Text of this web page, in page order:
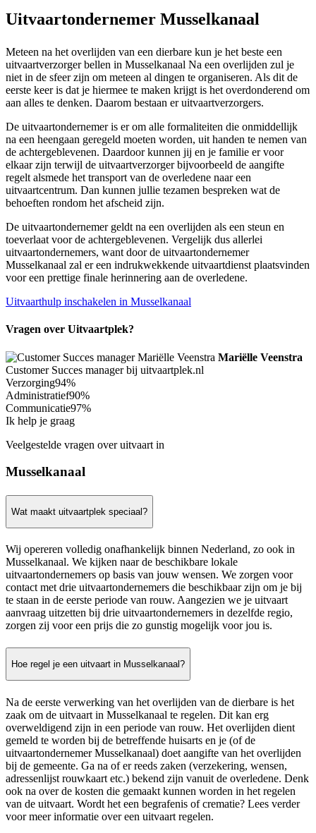
Uitvaartondernemer Musselkanaal
Meteen na het overlijden van een dierbare kun je het beste een
uitvaartverzorger bellen in Musselkanaal Na een overlijden zul je
niet in de sfeer zijn om meteen al dingen te organiseren. Als dit de
eerste keer is dat je hiermee te maken krijgt is het overdonderend om
aan alles te denken. Daarom bestaan er uitvaartverzorgers.
De uitvaartondernemer is er om alle formaliteiten die onmiddellijk
na een heengaan geregeld moeten worden, uit handen te nemen van
de achtergeblevenen. Daardoor kunnen jij en je familie er voor
elkaar zijn terwijl de uitvaartverzorger bijvoorbeeld de aangifte
regelt alsmede het transport van de overledene naar een
uitvaartcentrum. Dan kunnen jullie tezamen bespreken wat de
behoeften rondom het afscheid zijn.
De uitvaartondernemer geldt na een overlijden als een steun en
toeverlaat voor de achtergeblevenen. Vergelijk dus allerlei
uitvaartondernemers, want door de uitvaartondernemer
Musselkanaal zal er een indrukwekkende uitvaartdienst plaatsvinden
voor een prettige finale herinnering aan de overledene.
Uitvaarthulp inschakelen in Musselkanaal
Vragen over Uitvaartplek?
Mariëlle Veenstra
Customer Succes manager bij uitvaartplek.nl
Verzorging94%
Administratief90%
Communicatie97%
Ik help je graag
Veelgestelde vragen over uitvaart in
Musselkanaal
Wat maakt uitvaartplek speciaal?
Wij opereren volledig onafhankelijk binnen Nederland, zo ook in
Musselkanaal. We kijken naar de beschikbare lokale
uitvaartondernemers op basis van jouw wensen. We zorgen voor
contact met drie uitvaartondernemers die beschikbaar zijn om je bij
te staan in de eerste periode van rouw. Aangezien we je uitvaart
aanvraag uitzetten bij drie uitvaartondernemers in dezelfde regio,
zorgen zij voor een prijs die zo gunstig mogelijk voor jou is.
Hoe regel je een uitvaart in Musselkanaal?
Na de eerste verwerking van het overlijden van de dierbare is het
zaak om de uitvaart in Musselkanaal te regelen. Dit kan erg
overweldigend zijn in een periode van rouw. Het overlijden dient
gemeld te worden bij de betreffende huisarts en je (of de
uitvaartondernemer Musselkanaal) doet aangifte van het overlijden
bij de gemeente. Ga na of er reeds zaken (verzekering, wensen,
adressenlijst rouwkaart etc.) bekend zijn vanuit de overledene. Denk
ook na over de kosten die gemaakt kunnen worden in het regelen
van de uitvaart. Wordt het een begrafenis of crematie? Lees verder
voor meer informatie over een uitvaart regelen.